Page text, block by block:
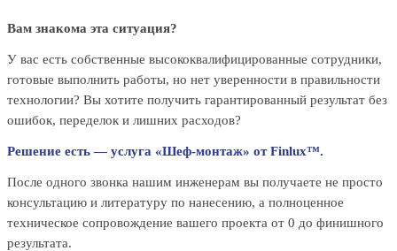
Вам знакома эта ситуация?
У вас есть собственные высококвалифицированные сотрудники,
готовые выполнить работы, но нет уверенности в правильности
технологии? Вы хотите получить гарантированный результат без
ошибок, переделок и лишних расходов?
Решение есть — услуга «Шеф-монтаж» от Finlux™.
После одного звонка нашим инженерам вы получаете не просто
консультацию и литературу по нанесению, а полноценное
техническое сопровождение вашего проекта от 0 до финишного
результата.